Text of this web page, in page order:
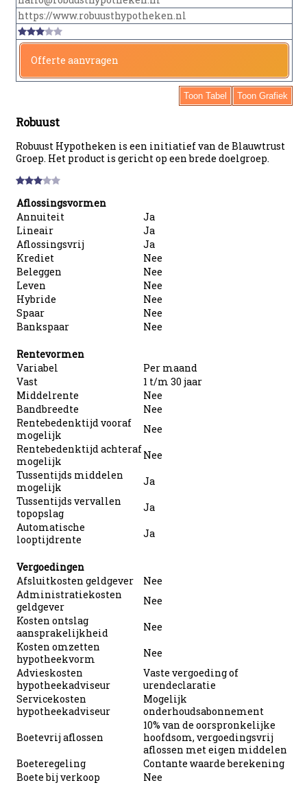
https://www.robuusthypotheken.nl
Offerte aanvragen
Toon Tabel Toon Grafiek
Robuust
Robuust Hypotheken is een initiatief van de Blauwtrust
Groep. Het product is gericht op een brede doelgroep.
Aflossingsvormen
Annuiteit
Ja
Lineair
Ja
Aflossingsvrij
Ja
Krediet
Nee
Beleggen
Nee
Leven
Nee
Hybride
Nee
Spaar
Nee
Bankspaar
Nee
Rentevormen
Variabel
Per maand
Vast
1 t/m 30 jaar
Middelrente
Nee
Bandbreedte
Nee
Rentebedenktijd vooraf
mogelijk
Nee
Rentebedenktijd achteraf
mogelijk
Nee
Tussentijds middelen
mogelijk
Ja
Tussentijds vervallen
topopslag
Ja
Automatische
looptijdrente
Ja
Vergoedingen
Afsluitkosten geldgever
Nee
Administratiekosten
geldgever
Nee
Kosten ontslag
aansprakelijkheid
Nee
Kosten omzetten
hypotheekvorm
Nee
Advieskosten
hypotheekadviseur
Vaste vergoeding of
urendeclaratie
Servicekosten
hypotheekadviseur
Mogelijk
onderhoudsabonnement
Boetevrij aflossen
10% van de oorspronkelijke
hoofdsom, vergoedingsvrij
aflossen met eigen middelen
Boeteregeling
Contante waarde berekening
Boete bij verkoop
Nee